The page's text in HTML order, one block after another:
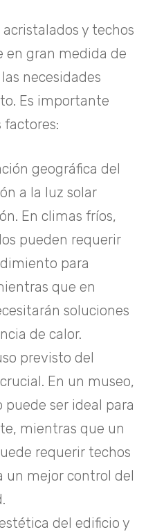
y techos
en gran medida de
necesidades
Es importante
factores:
geográfica del
a la luz solar
En climas fríos,
pueden requerir
para
que en
soluciones
de calor.
previsto del
En un museo,
ser ideal para
mientras que un
requerir techos
un mejor control del
del edificio y